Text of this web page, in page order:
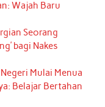
Wajah Baru
Seorang
bagi Nakes
Mulai Menua
Belajar Bertahan